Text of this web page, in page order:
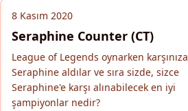
8 Kasım 2020
Seraphine Counter (CT)
League of Legends oynarken karşınıza
Seraphine aldılar ve sıra sizde, sizce
Seraphine'e karşı alınabilecek en iyi
şampiyonlar nedir?